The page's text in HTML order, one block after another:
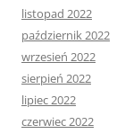
listopad 2022
październik 2022
wrzesień 2022
sierpień 2022
lipiec 2022
czerwiec 2022